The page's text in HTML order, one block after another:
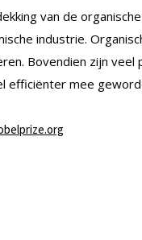
van de
industrie.
Bovendien zijn veel
efficiënter mee